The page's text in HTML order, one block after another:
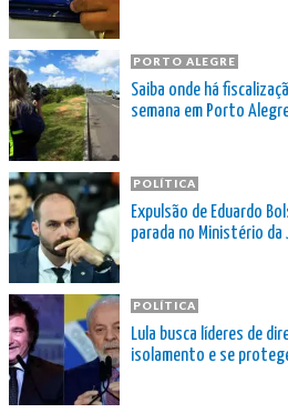
PORTO ALEGRE
Saiba onde há
semana em Porto
POLÍTICA
Expulsão de Eduardo
parada no Ministério da
POLÍTICA
Lula busca líderes de
isolamento e se